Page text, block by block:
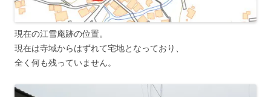
現在の江雪庵跡の位置。
現在は寺域からはずれて宅地となっており、
全く何も残っていません。